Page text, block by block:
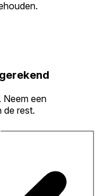
Neem een
de rest.